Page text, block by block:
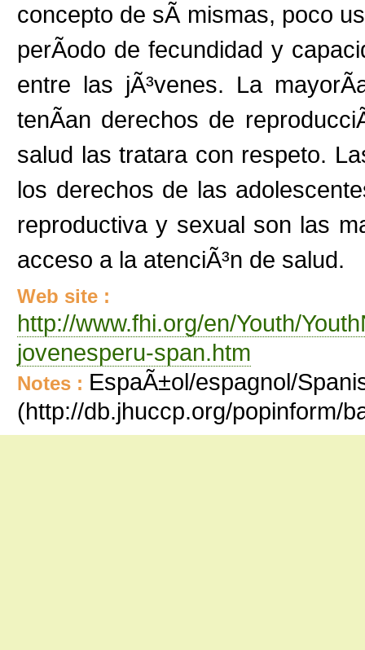
concepto de sÃ­ mismas, poco
perÃ­odo de fecundidad y
entre las jÃ³venes. La
tenÃ­an derechos de
salud las tratara con respeto.
los derechos de las
reproductiva y sexual son las
acceso a la atenciÃ³n de salud.
Web site :
http://www.fhi.org/en/Youth/
jovenesperu-span.htm
Notes : EspaÃ±ol/espagnol/
(http://db.jhuccp.org/popinform/